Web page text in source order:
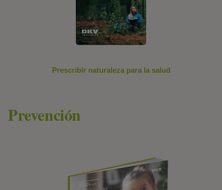
Prescribir naturaleza para la salud
Prevención